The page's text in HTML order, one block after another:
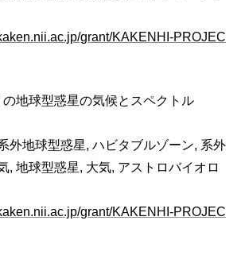
grant/KAKENHI-PROJEC
地球型惑星の気候とスペクトル
外地球型惑星, ハビタブルゾーン, 系外
, 地球型惑星, 大気, アストロバイオロ
grant/KAKENHI-PROJEC